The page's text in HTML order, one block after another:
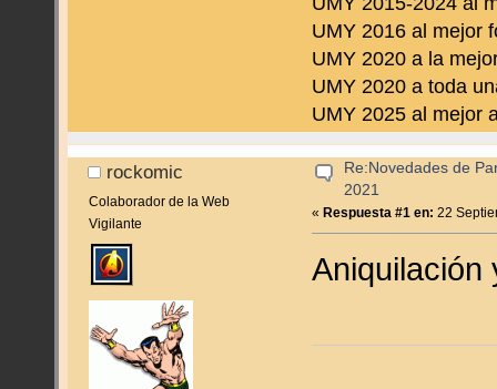
UMY 2016 al mejor
UMY 2020 a la
UMY 2020 a toda
UMY 2025 al mejor
rockomic
Colaborador de la Web
Vigilante
Re:Novedades de
2021
«Respuesta #1 en: 22
Aniquilación